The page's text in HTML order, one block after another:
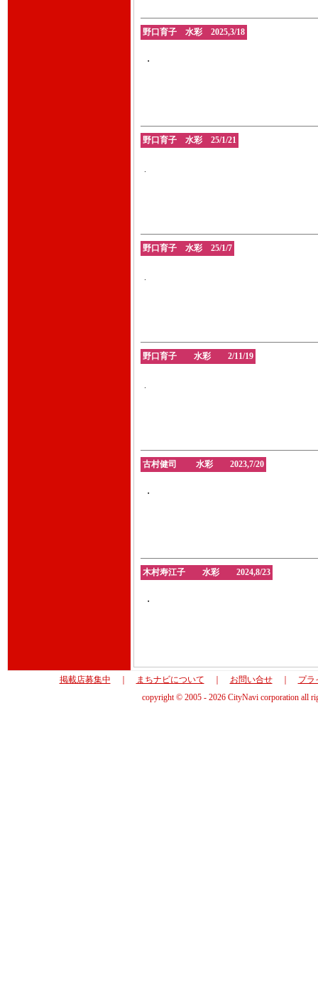
野口育子 水彩 2025,3/18
・
野口育子 水彩 25/1/21
.
野口育子 水彩 25/1/7
.
野口育子 水彩 2/11/19
.
古村健司 水彩 2023,7/20
・
木村寿江子 水彩 2024,8/23
・
掲載店募集中 まちナビについて お問い合せ｜
プラ
copyright © 2005 - 2026 CityNavi corporation all